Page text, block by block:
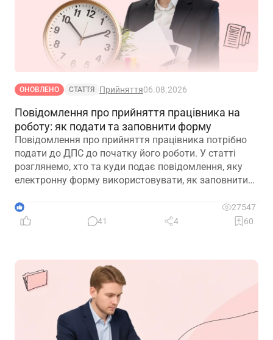
ОНОВЛЕНО СТАТТЯ Прийняття06.08.2026
Повідомлення про прийняття працівника на
роботу: як подати та заповнити форму
Повідомлення про прийняття працівника потрібно
подати до ДПС до початку його роботи. У статті
розглянемо, хто та куди подає повідомлення, яку
електронну форму використовувати, як заповнити
несвоєчасного подання
1
27547
41
4 60